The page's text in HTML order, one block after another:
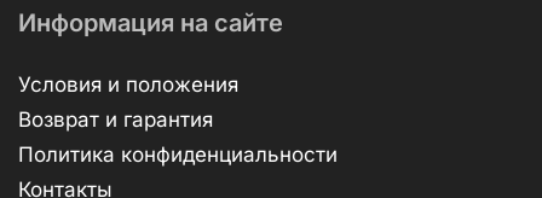
Информация на сайте
Условия и положения
Возврат и гарантия
Политика конфиденциальности
Контакты